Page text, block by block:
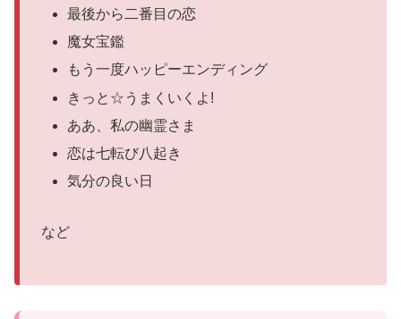
最後から二番目の恋
魔女宝鑑
もう一度ハッピーエンディング
きっと☆うまくいくよ!
ああ、私の幽霊さま
恋は七転び八起き
気分の良い日
など